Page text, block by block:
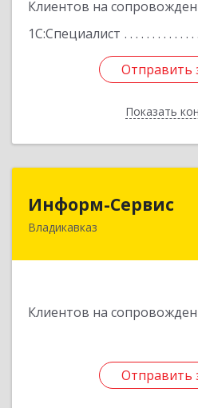
Клиентов на
1С:Специалист
Отправить
Показать
Отправить
Назад
Информ-Сервис
Владикавказ
Клиентов на
Отправить
362020, Северная
Отправить